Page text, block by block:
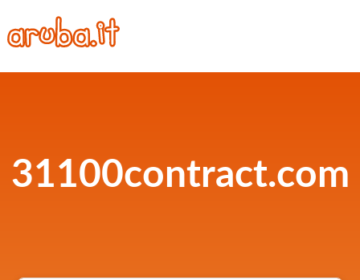
31100contract.com